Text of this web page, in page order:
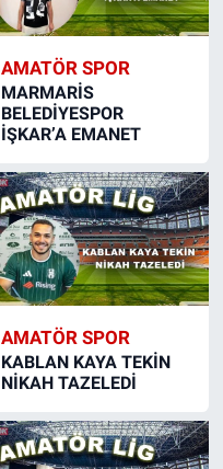
AMATÖR SPOR
MARMARİS
BELEDİYESPOR
İŞKAR’A EMANET
AMATÖR SPOR
KABLAN KAYA TEKİN
NİKAH TAZELEDİ